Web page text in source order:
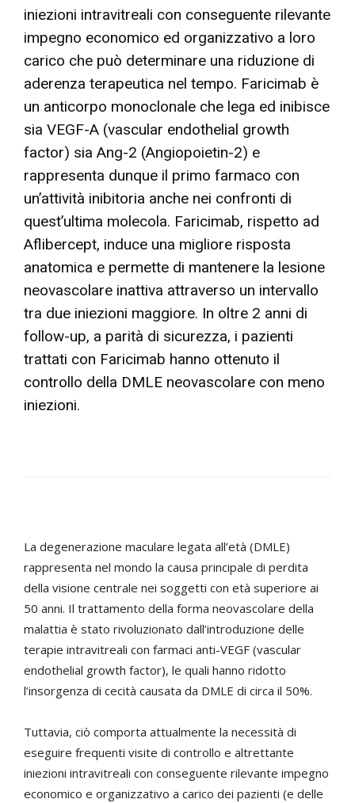
iniezioni intravitreali con conseguente rilevante
impegno economico ed organizzativo a loro
carico che può determinare una riduzione di
aderenza terapeutica nel tempo. Faricimab è
un anticorpo monoclonale che lega ed inibisce
sia VEGF-A (vascular endothelial growth
factor) sia Ang-2 (Angiopoietin-2) e
rappresenta dunque il primo farmaco con
un’attività inibitoria anche nei confronti di
quest’ultima molecola. Faricimab, rispetto ad
Aflibercept, induce una migliore risposta
anatomica e permette di mantenere la lesione
neovascolare inattiva attraverso un intervallo
tra due iniezioni maggiore. In oltre 2 anni di
follow-up, a parità di sicurezza, i pazienti
trattati con Faricimab hanno ottenuto il
controllo della DMLE neovascolare con meno
iniezioni.
La degenerazione maculare legata all’età (DMLE)
rappresenta nel mondo la causa principale di perdita
della visione centrale nei soggetti con età superiore ai
50 anni. Il trattamento della forma neovascolare della
malattia è stato rivoluzionato dall’introduzione delle
terapie intravitreali con farmaci anti-VEGF (vascular
endothelial growth factor), le quali hanno ridotto
l’insorgenza di cecità causata da DMLE di circa il 50%.
Tuttavia, ciò comporta attualmente la necessità di
eseguire frequenti visite di controllo e altrettante
iniezioni intravitreali con conseguente rilevante impegno
economico e organizzativo a carico dei pazienti (e delle